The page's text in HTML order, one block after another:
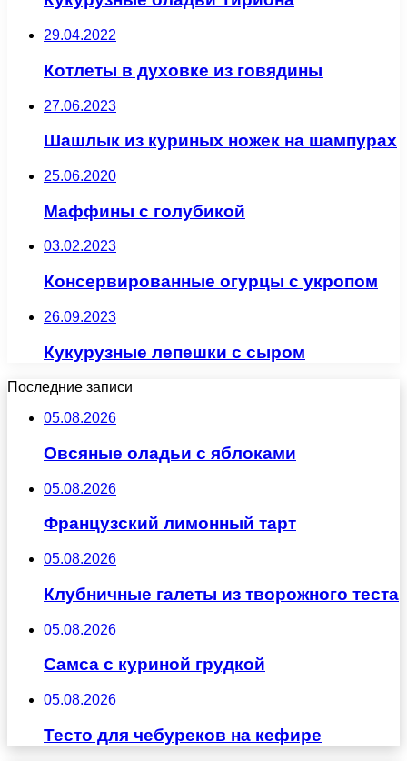
29.04.2022
Котлеты в духовке из говядины
27.06.2023
Шашлык из куриных ножек на шампурах
25.06.2020
Маффины с голубикой
03.02.2023
Консервированные огурцы с укропом
26.09.2023
Кукурузные лепешки с сыром
Последние записи
05.08.2026
Овсяные оладьи с яблоками
05.08.2026
Французский лимонный тарт
05.08.2026
Клубничные галеты из творожного теста
05.08.2026
Самса с куриной грудкой
05.08.2026
Тесто для чебуреков на кефире